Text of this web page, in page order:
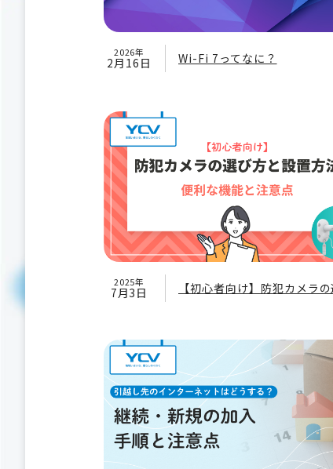
2026年
2月16日 Wi-Fi 7ってなに？
2025年
7月3日 【初心者向け】防犯カメラ